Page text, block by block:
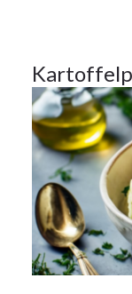
25
OKT.
2023